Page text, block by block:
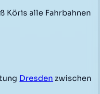
Köris alle Fahrbahnen
Dresden zwischen